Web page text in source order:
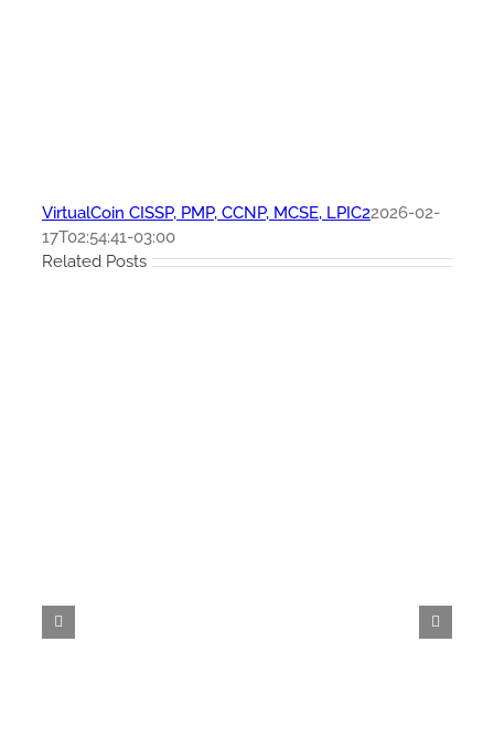
VirtualCoin CISSP, PMP, CCNP, MCSE, LPIC22026-02-
17T02:54:41-03:00
Related Posts